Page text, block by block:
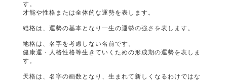
す。
才能や性格または全体的な運勢を表します。
総格は、運勢の基本となり一生の運勢の強さを表します。
地格は、名字を考慮しない名前です。
健康運・人格性格等生きていくための形成期の運勢を表しま
す。
天格は、名字の画数となり、生まれて新しくなるわけではな